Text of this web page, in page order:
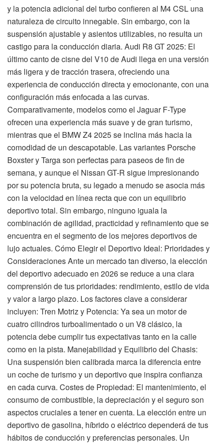
y la potencia adicional del turbo confieren al M4 CSL una
naturaleza de circuito innegable. Sin embargo, con la
suspensión ajustable y asientos utilizables, no resulta un
castigo para la conducción diaria. Audi R8 GT 2025: El
último canto de cisne del V10 de Audi llega en una versión
más ligera y de tracción trasera, ofreciendo una
experiencia de conducción directa y emocionante, con una
configuración más enfocada a las curvas.
Comparativamente, modelos como el Jaguar F-Type
ofrecen una experiencia más suave y de gran turismo,
mientras que el BMW Z4 2025 se inclina más hacia la
comodidad de un descapotable. Las variantes Porsche
Boxster y Targa son perfectas para paseos de fin de
semana, y aunque el Nissan GT-R sigue impresionando
por su potencia bruta, su legado a menudo se asocia más
con la velocidad en línea recta que con un equilibrio
deportivo total. Sin embargo, ninguno iguala la
combinación de agilidad, practicidad y refinamiento que se
encuentra en el segmento de los mejores deportivos de
lujo actuales. Cómo Elegir el Deportivo Ideal: Prioridades y
Consideraciones Ante un mercado tan diverso, la elección
del deportivo adecuado en 2026 se reduce a una clara
comprensión de tus prioridades: rendimiento, estilo de vida
y valor a largo plazo. Los factores clave a considerar
incluyen: Tren Motriz y Potencia: Ya sea un motor de
cuatro cilindros turboalimentado o un V8 clásico, la
potencia debe cumplir tus expectativas tanto en la calle
como en la pista. Manejabilidad y Equilibrio del Chasis:
Una suspensión bien calibrada marca la diferencia entre
un coche de turismo y un deportivo que inspira confianza
en cada curva. Costes de Propiedad: El mantenimiento, el
consumo de combustible, la depreciación y el seguro son
aspectos cruciales a tener en cuenta. La elección entre un
deportivo de gasolina, híbrido o eléctrico dependerá de tus
hábitos de conducción y preferencias personales. Un